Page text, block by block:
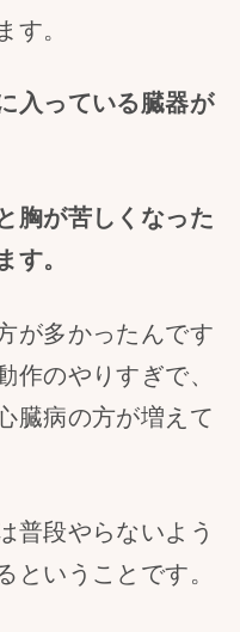
す。
入っている臓器が
胸が苦しくなった
す。
が多かったんです
作のやりすぎで、
臓病の方が増えて
普段やらないよう
ということです。